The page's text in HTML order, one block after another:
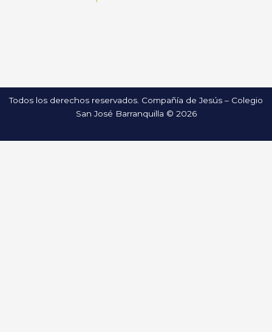
Todos los derechos reservados. Compañía de Jesús – Colegio
San José Barranquilla © 2026